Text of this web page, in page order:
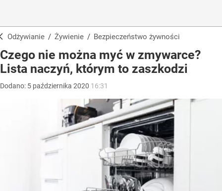
Odżywianie / Żywienie / Bezpieczeństwo żywności
Czego nie można myć w zmywarce?
Lista naczyń, którym to zaszkodzi
Dodano: 5 października 2020 16:31